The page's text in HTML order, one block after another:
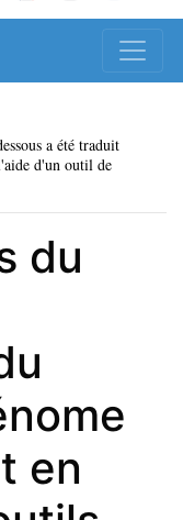
a été traduit
d'un outil de
du
en